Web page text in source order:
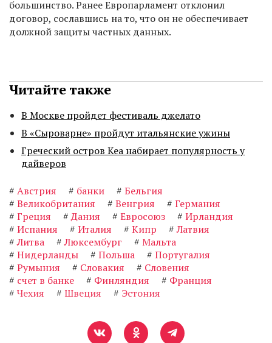
большинство. Ранее Европарламент отклонил
договор, сославшись на то, что он не обеспечивает
должной защиты частных данных.
Читайте также
В Москве пройдет фестиваль джелато
В «Сыроварне» пройдут итальянские ужины
Греческий остров Кеа набирает популярность у
дайверов
# Австрия # банки # Бельгия
# Великобритания # Венгрия # Германия
# Греция # Дания # Евросоюз # Ирландия
# Испания # Италия # Кипр # Латвия
# Литва # Люксембург # Мальта
# Нидерланды # Польша # Португалия
# Румыния # Словакия # Словения
# счет в банке # Финляндия # Франция
# Чехия # Швеция # Эстония